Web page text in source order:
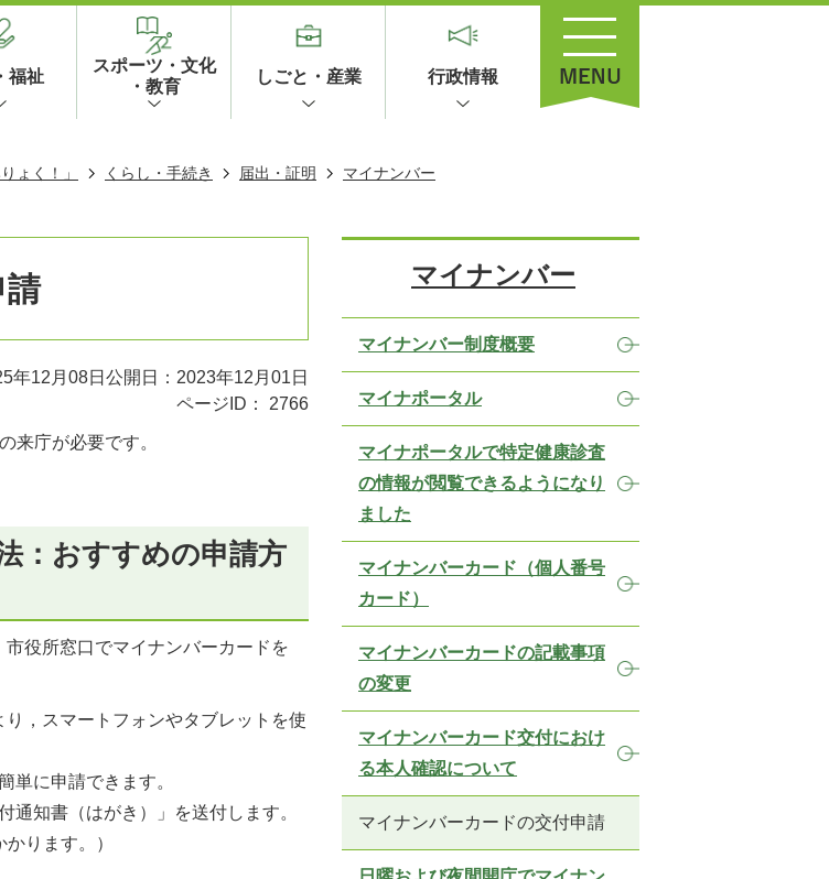
福祉
スポーツ・文化
・教育
しごと・産業 行政情報
ょく！」 くらし・手続き 届出・証明
マイナンバー
請
年12月08日 公開日：2023年12月01日
ページID：
2766
来庁が必要です。
：おすすめの申請方
役所窓口でマイナンバーカードを
，スマートフォンやタブレットを使
単に申請できます。
通知書（はがき）」を送付します。
ります。）
マイナンバー
マイナンバー制度概要
マイナポータル
マイナポータルで特定健康診査
の情報が閲覧できるようになり
ました
マイナンバーカード（個人番号
カード）
マイナンバーカードの記載事項
の変更
マイナンバーカード交付におけ
る本人確認について
マイナンバーカードの交付申請